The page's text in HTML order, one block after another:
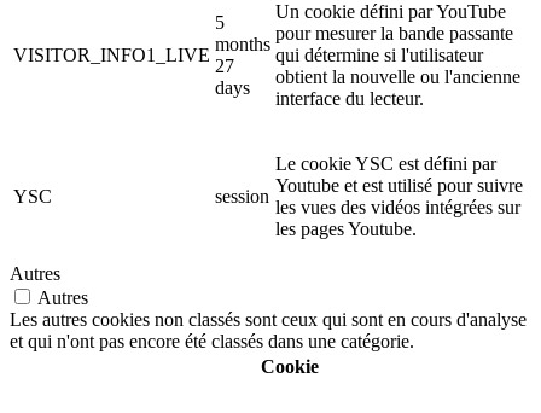
VISITOR_INFO1_LIVE
5
months
27
days
Un cookie défini par YouTube
pour mesurer la bande passante
qui détermine si l'utilisateur
obtient la nouvelle ou l'ancienne
interface du lecteur.
YSC session
Le cookie YSC est défini par
Youtube et est utilisé pour suivre
les vues des vidéos intégrées sur
les pages Youtube.
Autres
Autres
Les autres cookies non classés sont ceux qui sont en cours d'analyse
et qui n'ont pas encore été classés dans une catégorie.
Cookie